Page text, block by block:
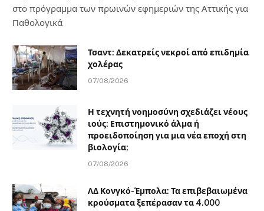
στο πρόγραμμα των πρωινών εφημεριών της Αττικής για
Παθολογικά
Τσαντ: Δεκατρείς νεκροί από επιδημία
χολέρας
07/08/2026
Η τεχνητή νοημοσύνη σχεδιάζει νέους
ιούς: Επιστημονικό άλμα ή
προειδοποίηση για μια νέα εποχή στη
βιολογία;
07/08/2026
ΛΔ Κονγκό-Έμπολα: Τα επιβεβαιωμένα
κρούσματα ξεπέρασαν τα 4.000